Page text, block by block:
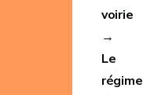
voirie
→
Le
régime